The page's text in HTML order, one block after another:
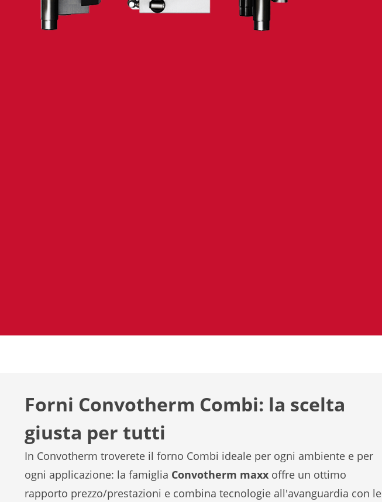
Forni Convotherm Combi: la scelta
giusta per tutti
In Convotherm troverete il forno Combi ideale per ogni ambiente e per
ogni applicazione: la famiglia Convotherm maxx offre un ottimo
rapporto prezzo/prestazioni e combina tecnologie all'avanguardia con le